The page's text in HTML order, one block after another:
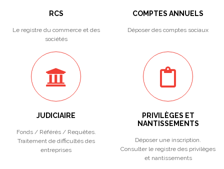
RCS
Le registre du commerce et des
sociétés
COMPTES ANNUELS
Déposer des comptes sociaux
JUDICIAIRE
Fonds / Référés / Requêtes.
Traitement de difficultés des
entreprises
PRIVILÈGES ET
NANTISSEMENTS
Déposer une inscription.
Consulter le registre des privilèges
et nantissements